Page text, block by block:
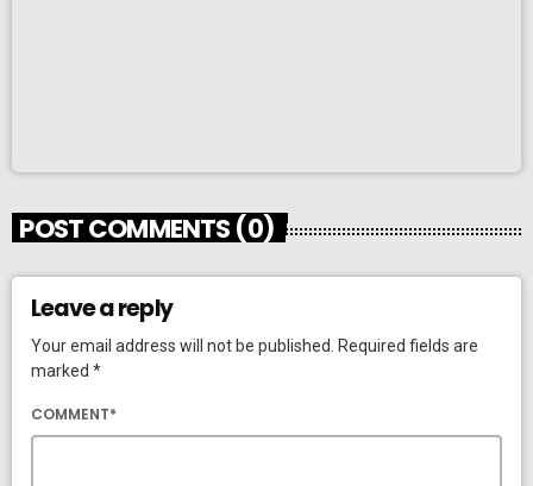
POST COMMENTS (0)
Leave a reply
Your email address will not be published. Required fields are
marked *
COMMENT*